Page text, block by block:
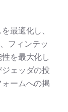
最適化し、
フィンテッ
を最大化し
ェッダの投
ームへの掲